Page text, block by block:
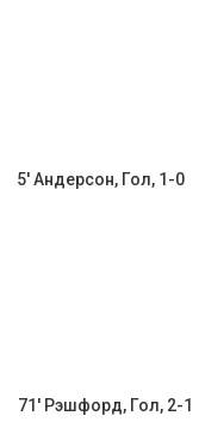
5' Андерсон, Гол, 1-0
71' Рэшфорд, Гол, 2-1